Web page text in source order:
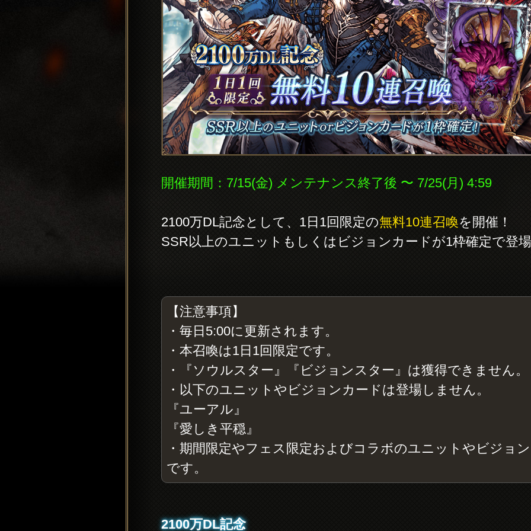
開催期間：7/15(金) メンテナンス終了後 〜 7/25(月) 4:59
2100万DL記念として、1日1回限定の無料10連召喚を開催！
SSR以上のユニットもしくはビジョンカードが1枠確定で登
【注意事項】
・毎日5:00に更新されます。
・本召喚は1日1回限定です。
・『ソウルスター』『ビジョンスター』は獲得できません。
・以下のユニットやビジョンカードは登場しません。
『ユーアル』
『愛しき平穏』
・期間限定やフェス限定およびコラボのユニットやビジョ
です。
2100万DL記念